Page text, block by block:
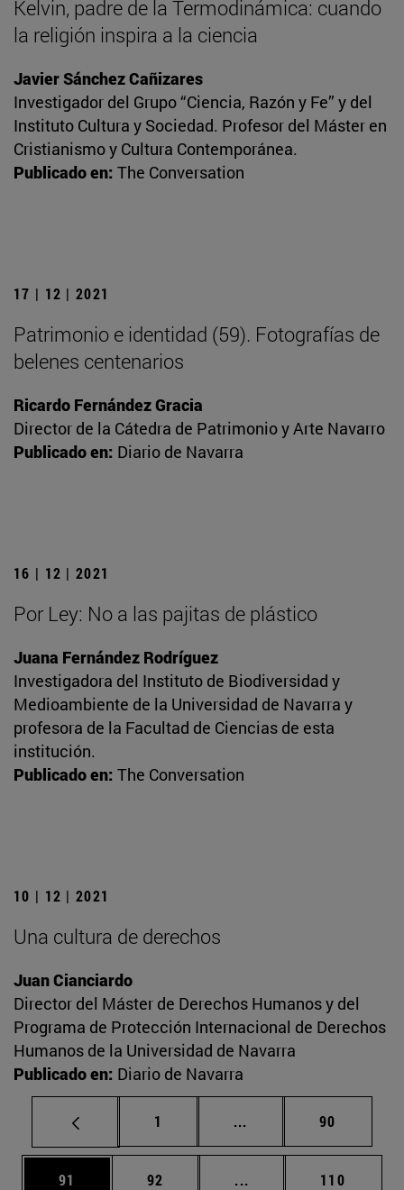
Kelvin, padre de la Termodinámica: cuando
la religión inspira a la ciencia
Javier Sánchez Cañizares
Investigador del Grupo “Ciencia, Razón y Fe” y del
Instituto Cultura y Sociedad. Profesor del Máster en
Cristianismo y Cultura Contemporánea.
Publicado en: The Conversation
17 | 12 | 2021
Patrimonio e identidad (59). Fotografías de
belenes centenarios
Ricardo Fernández Gracia
Director de la Cátedra de Patrimonio y Arte Navarro
Publicado en: Diario de Navarra
16 | 12 | 2021
Por Ley: No a las pajitas de plástico
Juana Fernández Rodríguez
Investigadora del Instituto de Biodiversidad y
Medioambiente de la Universidad de Navarra y
profesora de la Facultad de Ciencias de esta
institución.
Publicado en: The Conversation
10 | 12 | 2021
Una cultura de derechos
Juan Cianciardo
Director del Máster de Derechos Humanos y del
Programa de Protección Internacional de Derechos
Humanos de la Universidad de Navarra
Publicado en: Diario de Navarra
Página
1 ... Páginas intermedias
Página
90
Página
91 Página
92 ... Páginas intermedias
Página
110